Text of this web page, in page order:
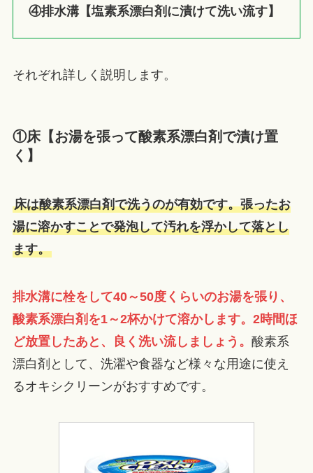
④排水溝【塩素系漂白剤に漬けて洗い流す】
それぞれ詳しく説明します。
①床【お湯を張って酸素系漂白剤で漬け置
く】
床は酸素系漂白剤で洗うのが有効です。張ったお
湯に溶かすことで発泡して汚れを浮かして落とし
ます。
排水溝に栓をして40～50度くらいのお湯を張り、
酸素系漂白剤を1～2杯かけて溶かします。2時間ほ
ど放置したあと、良く洗い流しましょう。 酸素系
漂白剤として、洗濯や食器など様々な用途に使え
るオキシクリーンがおすすめです。